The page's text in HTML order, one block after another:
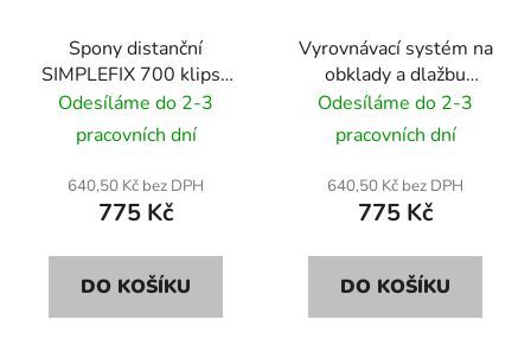
Spony distanční
SIMPLEFIX 700 klipsů
2,0 mm
Odesíláme do 2-3
pracovních dní
640,50 Kč bez DPH
775 Kč
DO KOŠÍKU
Vyrovnávací systém na
obklady a dlažbu
SIMPLEFIX 100 klíny +
500 spony 1,5 mm
Odesíláme do 2-3
pracovních dní
640,50 Kč bez DPH
775 Kč
DO KOŠÍKU